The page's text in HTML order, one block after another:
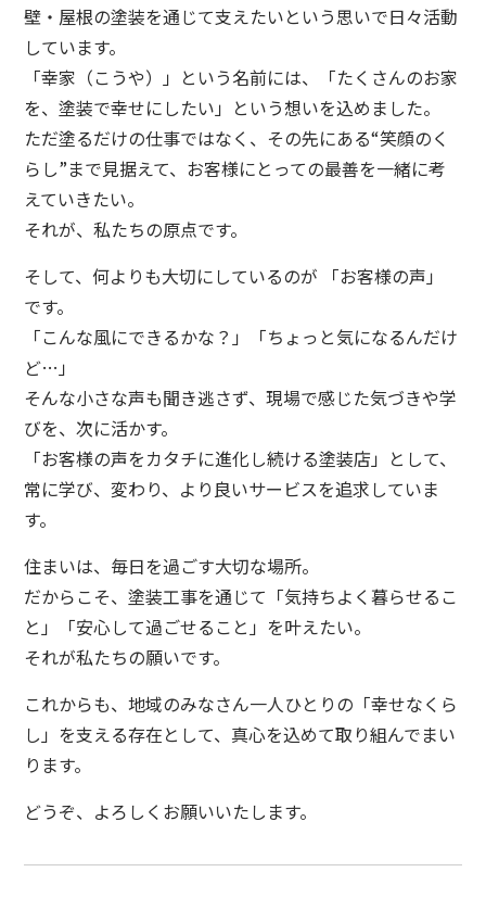
壁・屋根の塗装を通じて支えたいという思いで日々活動
しています。
「幸家（こうや）」という名前には、「たくさんのお家
を、塗装で幸せにしたい」という想いを込めました。
ただ塗るだけの仕事ではなく、その先にある“笑顔のく
らし”まで見据えて、お客様にとっての最善を一緒に考
えていきたい。
それが、私たちの原点です。
そして、何よりも大切にしているのが 「お客様の声」
です。
「こんな風にできるかな？」「ちょっと気になるんだけ
ど…」
そんな小さな声も聞き逃さず、現場で感じた気づきや学
びを、次に活かす。
「お客様の声をカタチに進化し続ける塗装店」として、
常に学び、変わり、より良いサービスを追求していま
す。
住まいは、毎日を過ごす大切な場所。
だからこそ、塗装工事を通じて「気持ちよく暮らせるこ
と」「安心して過ごせること」を叶えたい。
それが私たちの願いです。
これからも、地域のみなさん一人ひとりの「幸せなくら
し」を支える存在として、真心を込めて取り組んでまい
ります。
どうぞ、よろしくお願いいたします。